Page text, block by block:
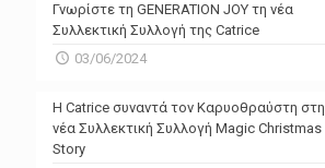
Γνωρίστε τη GENERATION JOY τη νέα
Συλλεκτική Συλλογή της Catrice
03/06/2024
Η Catrice συναντά τον Καρυοθραύστη στη
νέα Συλλεκτική Συλλογή Magic Christmas
Story